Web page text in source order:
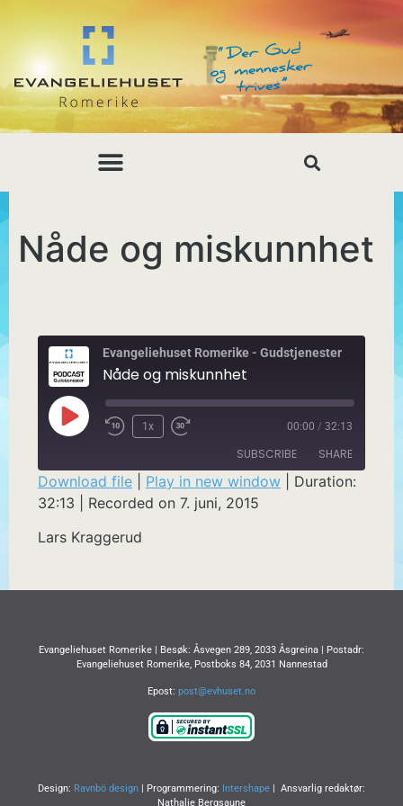
Nåde og miskunnhet
Evangeliehuset Romerike - Gudstjenester
Nåde og miskunnhet
1x 00:00 / 32:13
SUBSCRIBE SHARE
SHARE
LINK
Download file Play in new window
Duration:
32:13
Recorded on 7. juni, 2015
Lars Kraggerud
Evangeliehuset Romerike | Besøk: Åsvegen 289, 2033 Åsgreina | Postadr:
Evangeliehuset Romerike, Postboks 84, 2031 Nannestad
Epost: post@evhuset.no
Design: Ravnbö design | Programmering: Intershape | Ansvarlig redaktør:
Nathalie Bergsaune